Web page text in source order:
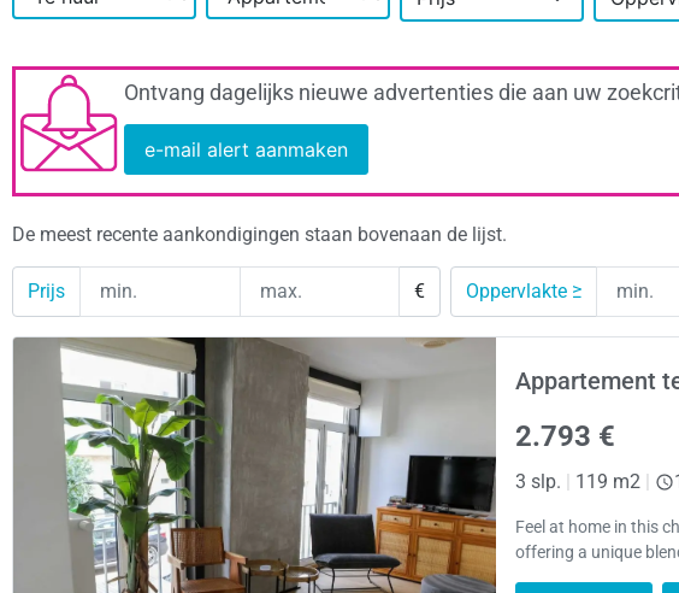
Ontvang dagelijks nieuwe advertenties die aan uw
e-mail alert aanmaken
De meest recente aankondigingen staan bovenaan de lijst.
Prijs € Oppervlakte ≥
Appartement
2.793 €
3 slp. 119 m2
Feel at home in this
offering a unique